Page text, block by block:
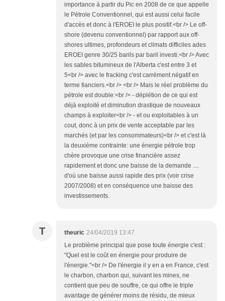
importance à partir du Pic en 2008 de ce que appelle
le Pétrole Conventionnel, qui est aussi celui facile
d'accès et donc à l'EROEI le plus positif.<br /> Le off-
shore (devenu conventionnel) par rapport aux off-
shores ultimes, profondeurs et climats difficiles ades
EROEI genre 30/25 barils par baril investi.<br /> Avec
les sables bitumineux de l'Alberta c'est entre 3 et
5<br /> avec le fracking c'est carrément négatif en
terme fianciers.<br /> <br /> Mais le réel problème du
pétrole est double:<br /> - déplétion de ce qui est
déjà exploité et diminution drastique de nouveaux
champs à exploiter<br /> - et ou exploitables à un
cout, donc à un prix de vente acceptable par les
marchés (et par les consommateurs)<br /> et c'est là
la deuxième contrainte: une énergie pétrole trop
chère provoque une crise financière assez
rapidement et donc une baisse de la demande ....
d'où une baisse aussi rapide des prix (voir crise
2007/2008) et en conséquence une baisse des
investissements.
T theuric 24/04/2019 13:47
Le problème principal que pose toute énergie c'est :
"Quel est le coût en énergie pour produire de
l'énergie."<br /> De l'énergie il y en a en France, c'est
le charbon, charbon qui, suivant les mines, ne
contient que peu de souffre, ce qui offre le triple
avantage de générer moins de résidu, de mieux